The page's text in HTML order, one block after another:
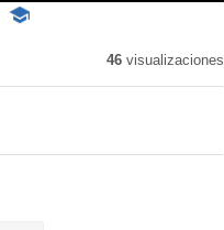
-
46visualizaciones